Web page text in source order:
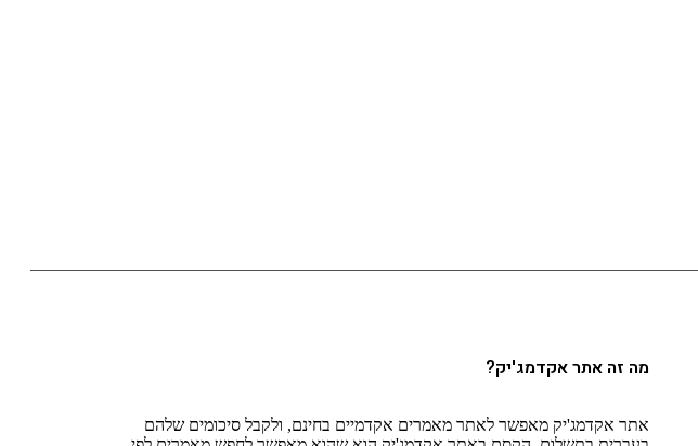
מה זה אתר אקדמג'יק?
אתר אקדמג'יק מאפשר לאתר מאמרים אקדמיים בחינם, ולקבל סיכומים שלהם